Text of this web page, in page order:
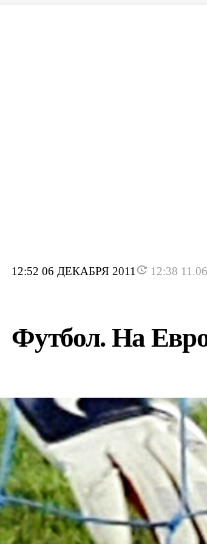
12:52 06 ДЕКАБРЯ 2011 12:38
Футбол. На